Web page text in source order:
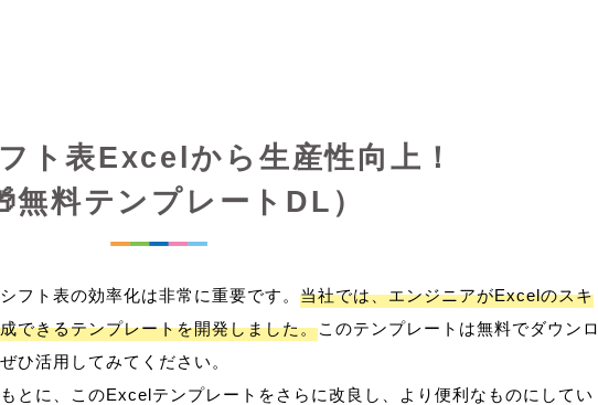
ト表Excelから生産性向上！
無料テンプレートDL）
フト表の効率化は非常に重要です。 当社では、エンジニアがExcelのスキ
できるテンプレートを開発しました。このテンプレートは無料でダウンロ
ひ活用してみてください。
とに、このExcelテンプレートをさらに改良し、より便利なものにしてい